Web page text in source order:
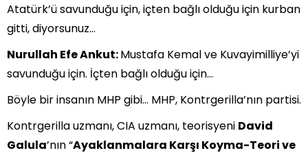
Atatürk’ü savunduğu için, içten bağlı olduğu için kurban
gitti, diyorsunuz…
Nurullah Efe Ankut:Mustafa Kemal ve Kuvayimilliye’yi
savunduğu için. İçten bağlı olduğu için…
Böyle bir insanın MHP gibi… MHP, Kontrgerilla’nın partisi.
Kontrgerilla uzmanı, CIA uzmanı, teorisyeni David
Galula’nın “Ayaklanmalara Karşı Koyma-Teori ve